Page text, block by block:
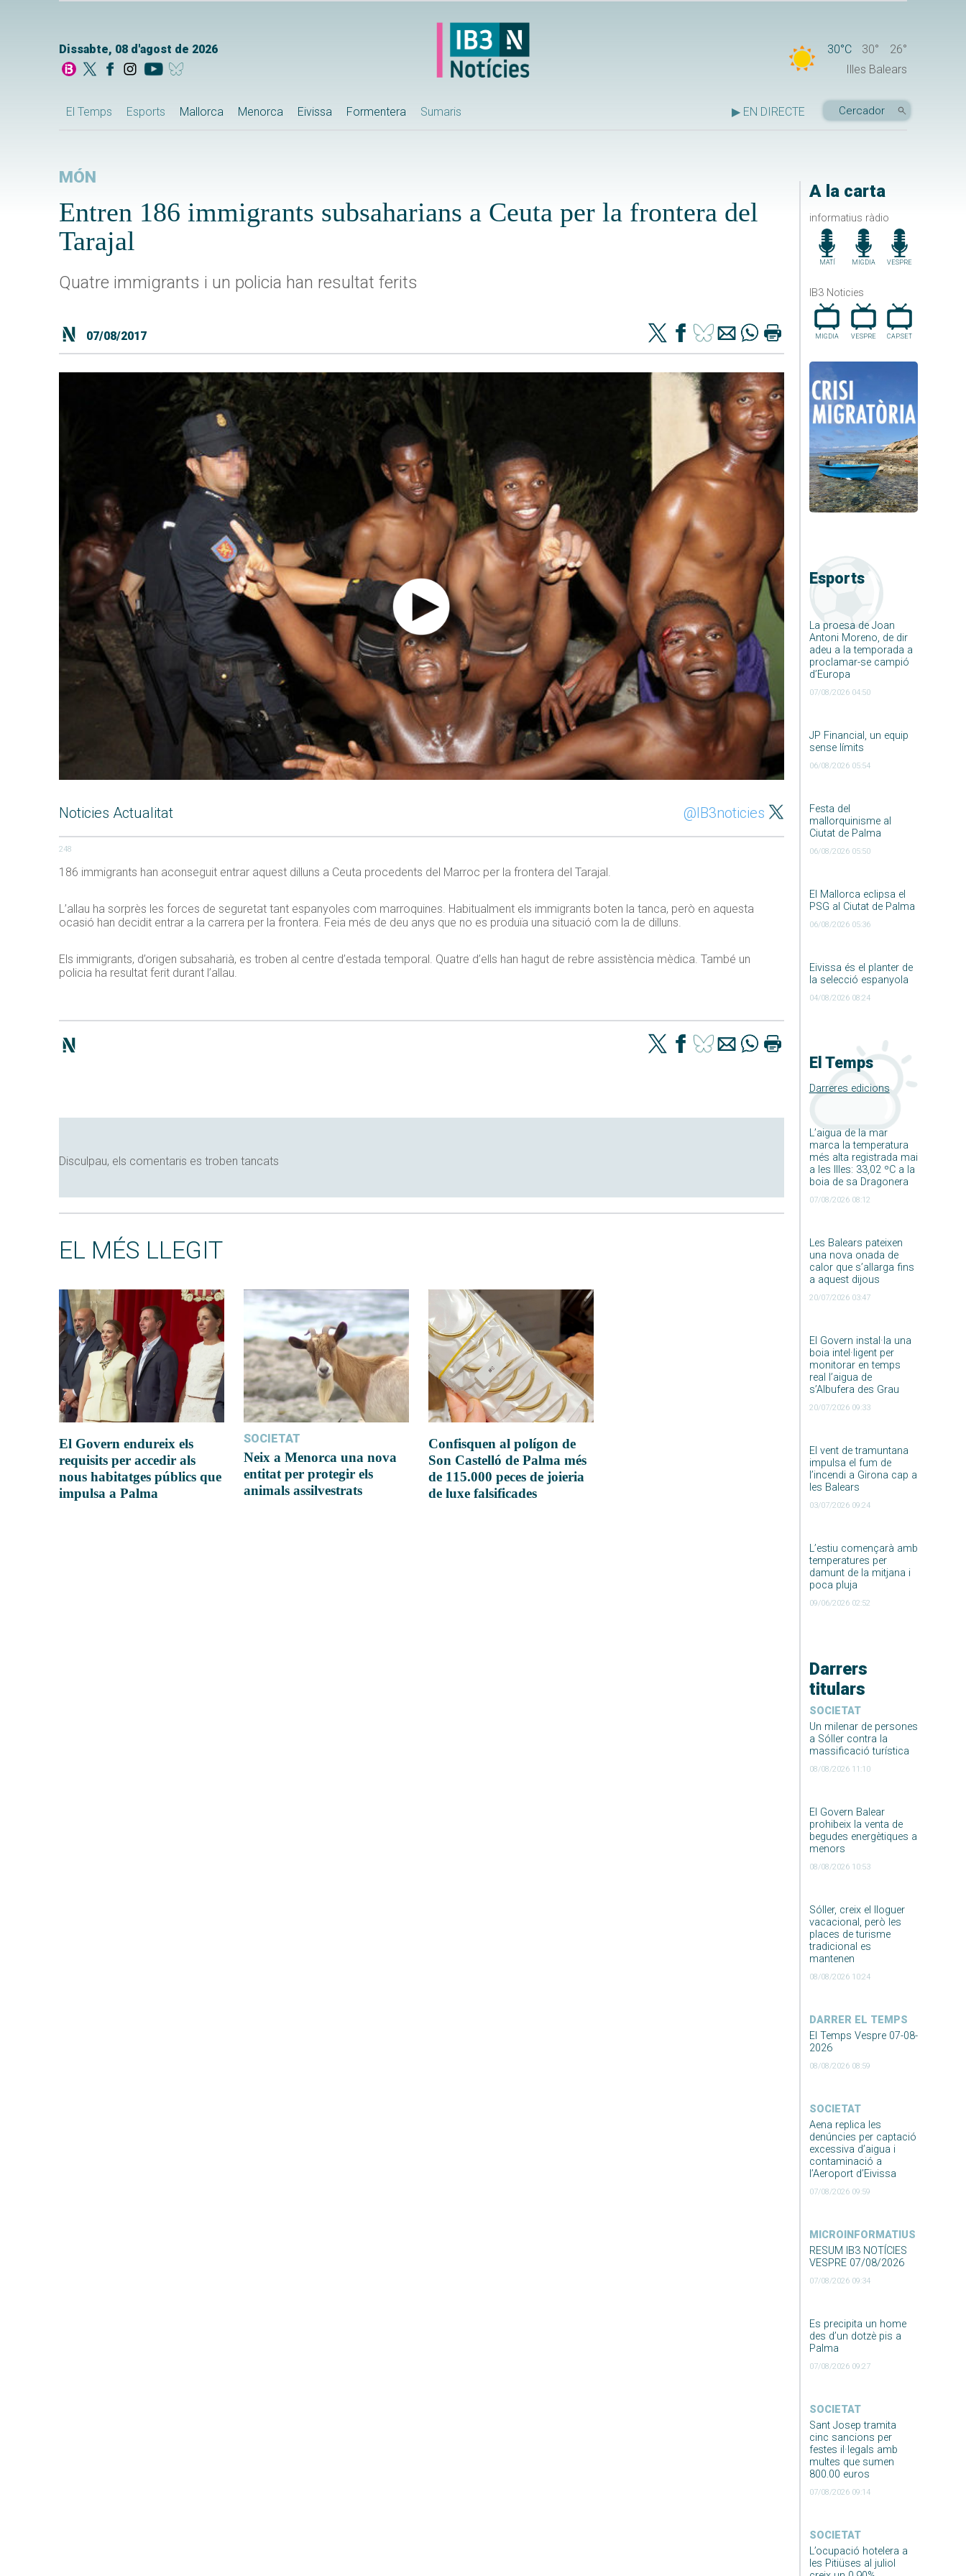
Dissabte, 08 d'agost de 2026 30°C 30°
26°
Illes Balears
El Temps Esports Mallorca Menorca Eivissa Formentera Sumaris ▶ EN DIRECTE
A la carta
informatius ràdio
MATÍ MIGDIA VESPRE
IB3 Noticies
MIGDIA VESPRE CAP.SET
Esports
La proesa de Joan
Antoni Moreno, de dir
adeu a la temporada a
proclamar-se campió
d’Europa
07/08/2026 04:50
JP Financial, un equip
sense límits
06/08/2026 05:54
Festa del
mallorquinisme al
Ciutat de Palma
06/08/2026 05:50
El Mallorca eclipsa el
PSG al Ciutat de Palma
06/08/2026 05:36
Eivissa és el planter de
la selecció espanyola
04/08/2026 08:24
El Temps
Darreres edicions
L’aigua de la mar
marca la temperatura
més alta registrada mai
a les Illes: 33,02 ºC a la
boia de sa Dragonera
07/08/2026 08:12
Les Balears pateixen
una nova onada de
calor que s’allarga fins
a aquest dijous
20/07/2026 03:47
El Govern instal·la una
boia intel·ligent per
monitorar en temps
real l’aigua de
s’Albufera des Grau
20/07/2026 09:33
El vent de tramuntana
impulsa el fum de
l’incendi a Girona cap a
les Balears
03/07/2026 09:24
L’estiu començarà amb
temperatures per
damunt de la mitjana i
poca pluja
09/06/2026 02:52
Darrers
titulars
SOCIETAT
Un milenar de persones
a Sóller contra la
massificació turística
08/08/2026 11:10
El Govern Balear
prohibeix la venta de
begudes energètiques a
menors
08/08/2026 10:53
Sóller, creix el lloguer
vacacional, però les
places de turisme
tradicional es
mantenen
08/08/2026 10:24
DARRER EL TEMPS
El Temps Vespre 07-08-
2026
08/08/2026 08:59
SOCIETAT
Aena replica les
denúncies per captació
excessiva d’aigua i
contaminació a
l’Aeroport d’Eivissa
07/08/2026 09:59
MICROINFORMATIUS
RESUM IB3 NOTÍCIES
VESPRE 07/08/2026
07/08/2026 09:34
Es precipita un home
des d’un dotzè pis a
Palma
07/08/2026 09:27
SOCIETAT
Sant Josep tramita
cinc sancions per
festes il·legals amb
multes que sumen
800.00 euros
07/08/2026 09:14
SOCIETAT
L’ocupació hotelera a
les Pitiüses al juliol
MÓN
Entren 186 immigrants subsaharians a Ceuta per la frontera del
Tarajal
Quatre immigrants i un policia han resultat ferits
07/08/2017
Noticies Actualitat @IB3noticies
248
186 immigrants han aconseguit entrar aquest dilluns a Ceuta procedents del Marroc per la frontera del Tarajal.
L’allau ha sorprès les forces de seguretat tant espanyoles com marroquines. Habitualment els immigrants boten la tanca, però en aquesta
ocasió han decidit entrar a la carrera per la frontera. Feia més de deu anys que no es produïa una situació com la de dilluns.
Els immigrants, d’origen subsaharià, es troben al centre d’estada temporal. Quatre d’ells han hagut de rebre assistència mèdica. També un
policia ha resultat ferit durant l’allau.
Disculpau, els comentaris es troben tancats
EL MÉS LLEGIT
El Govern endureix els
requisits per accedir als
nous habitatges públics que
impulsa a Palma
SOCIETAT
Neix a Menorca una nova
entitat per protegir els
animals assilvestrats
Confisquen al polígon de
Son Castelló de Palma més
de 115.000 peces de joieria
de luxe falsificades